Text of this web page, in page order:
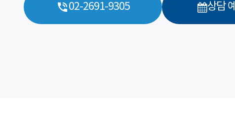
02-2691-9305 상담